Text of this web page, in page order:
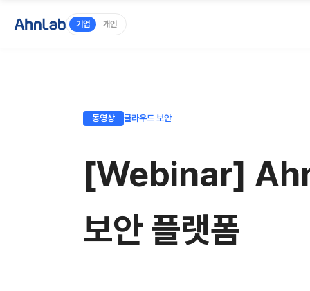
기업 개인
동영상 클라우드 보안
[Webinar]
보안 플랫폼